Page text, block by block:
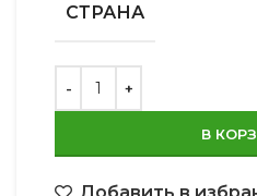
СТРАНА
В
Добавить в